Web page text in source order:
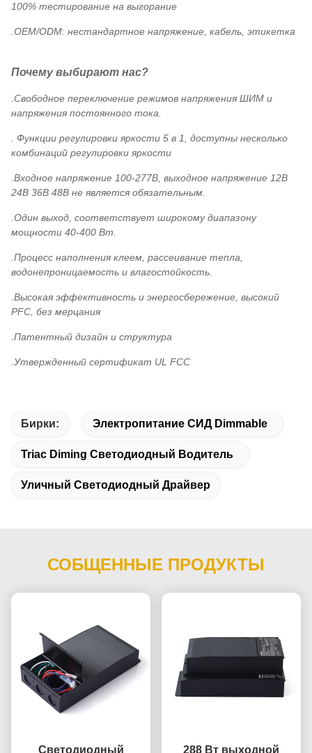
100% тестирование на выгорание
.OEM/ODM: нестандартное напряжение, кабель, этикетка
Почему выбирают нас?
.Свободное переключение режимов напряжения ШИМ и
напряжения постоянного тока.
. Функции регулировки яркости 5 в 1, доступны несколько
комбинаций регулировки яркости
.Входное напряжение 100-277В, выходное напряжение 12В
24В 36В 48В не является обязательным.
.Один выход, соответствует широкому диапазону
мощности 40-400 Вт.
.Процесс наполнения клеем, рассеивание тепла,
водонепроницаемость и влагостойкость.
.Высокая эффективность и энергосбережение, высокий
PFC, без мерцания
.Патентный дизайн и структура
.Утвержденный сертификат UL FCC
Бирки: Электропитание СИД Dimmable
Triac Diming Светодиодный Водитель
Уличный Светодиодный Драйвер
СОБЩЕННЫЕ ПРОДУКТЫ
Светодиодный
288 Вт выходной